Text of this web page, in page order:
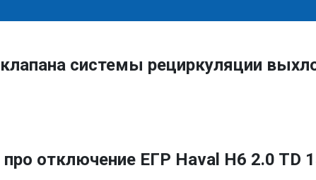
системы рециркуляции
отключение ЕГР Haval H6 2.0 TD